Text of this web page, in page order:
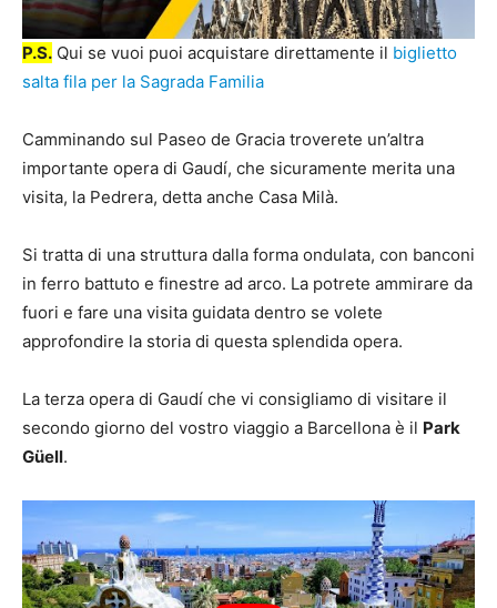
P.S. Qui se vuoi puoi acquistare direttamente il biglietto
salta fila per la Sagrada Familia
Camminando sul Paseo de Gracia troverete un’altra
importante opera di Gaudí, che sicuramente merita una
visita, la Pedrera, detta anche Casa Milà.
Si tratta di una struttura dalla forma ondulata, con banconi
in ferro battuto e finestre ad arco. La potrete ammirare da
fuori e fare una visita guidata dentro se volete
approfondire la storia di questa splendida opera.
La terza opera di Gaudí che vi consigliamo di visitare il
secondo giorno del vostro viaggio a Barcellona è il Park
Güell.